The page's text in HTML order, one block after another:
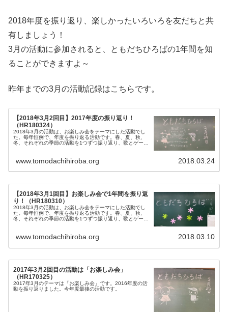
2018年度を振り返り、楽しかったいろいろを友だちと共
有しましょう！
3月の活動に参加されると、ともだちひろばの1年間を知
ることができますよ～
昨年までの3月の活動記録はこちらです。
【2018年3月2回目】2017年度の振り返り！
（HR180324）
2018年3月の活動は、お楽しみ会をテーマにした活動でし
た。毎年恒例で、年度を振り返る活動です。春、夏、秋、
冬、それぞれの季節の活動を1つずつ振り返り、歌とゲーム
www.tomodachihiroba.org 2018.03.24
【2018年3月1回目】お楽しみ会で1年間を振り返
り！（HR180310）
2018年3月の活動は、お楽しみ会をテーマにした活動でし
た。毎年恒例で、年度を振り返る活動です。春、夏、秋、
冬、それぞれの季節の活動を1つずつ振り返り、歌とゲーム
www.tomodachihiroba.org 2018.03.10
2017年3月2回目の活動は「お楽しみ会」
（HR170325）
2017年3月のテーマは「お楽しみ会」です。2016年度の活
動を振り返りました。今年度最後の活動です。